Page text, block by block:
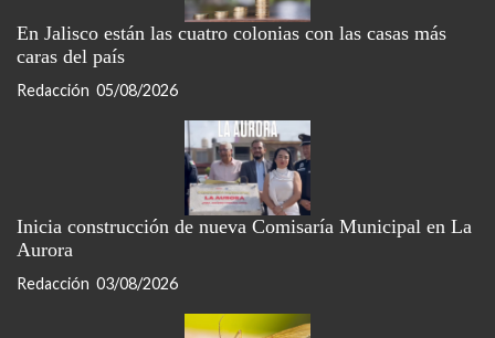
En Jalisco están las cuatro colonias con las casas más
caras del país
Redacción 05/08/2026
Inicia construcción de nueva Comisaría Municipal en La
Aurora
Redacción 03/08/2026